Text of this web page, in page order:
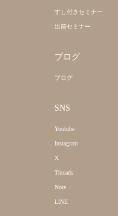
すし付きセミナー
出前セミナー
ブログ
ブログ
SNS
Youtube
Instagram
X
Threads
Note
LINE